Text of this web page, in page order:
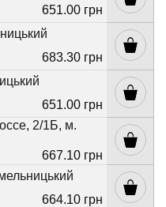
651.00 грн
683.30 грн
651.00 грн
2/1Б, м.
667.10 грн
664.10 грн